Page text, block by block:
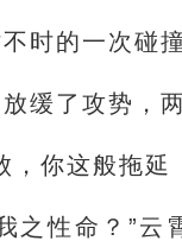
时的一次碰
缓了攻势，
，你这般拖延
之性命？”云